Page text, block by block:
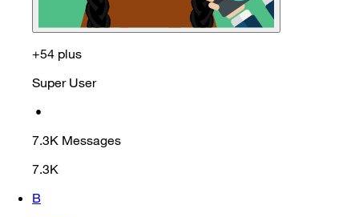
+54 plus
Super User
•
7.3K Messages
7.3K
B